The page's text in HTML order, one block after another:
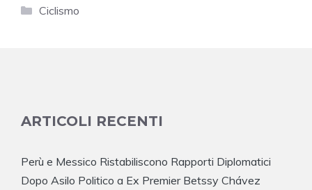
Categorie
Ciclismo
ARTICOLI RECENTI
Perù e Messico Ristabiliscono Rapporti Diplomatici
Dopo Asilo Politico a Ex Premier Betssy Chávez